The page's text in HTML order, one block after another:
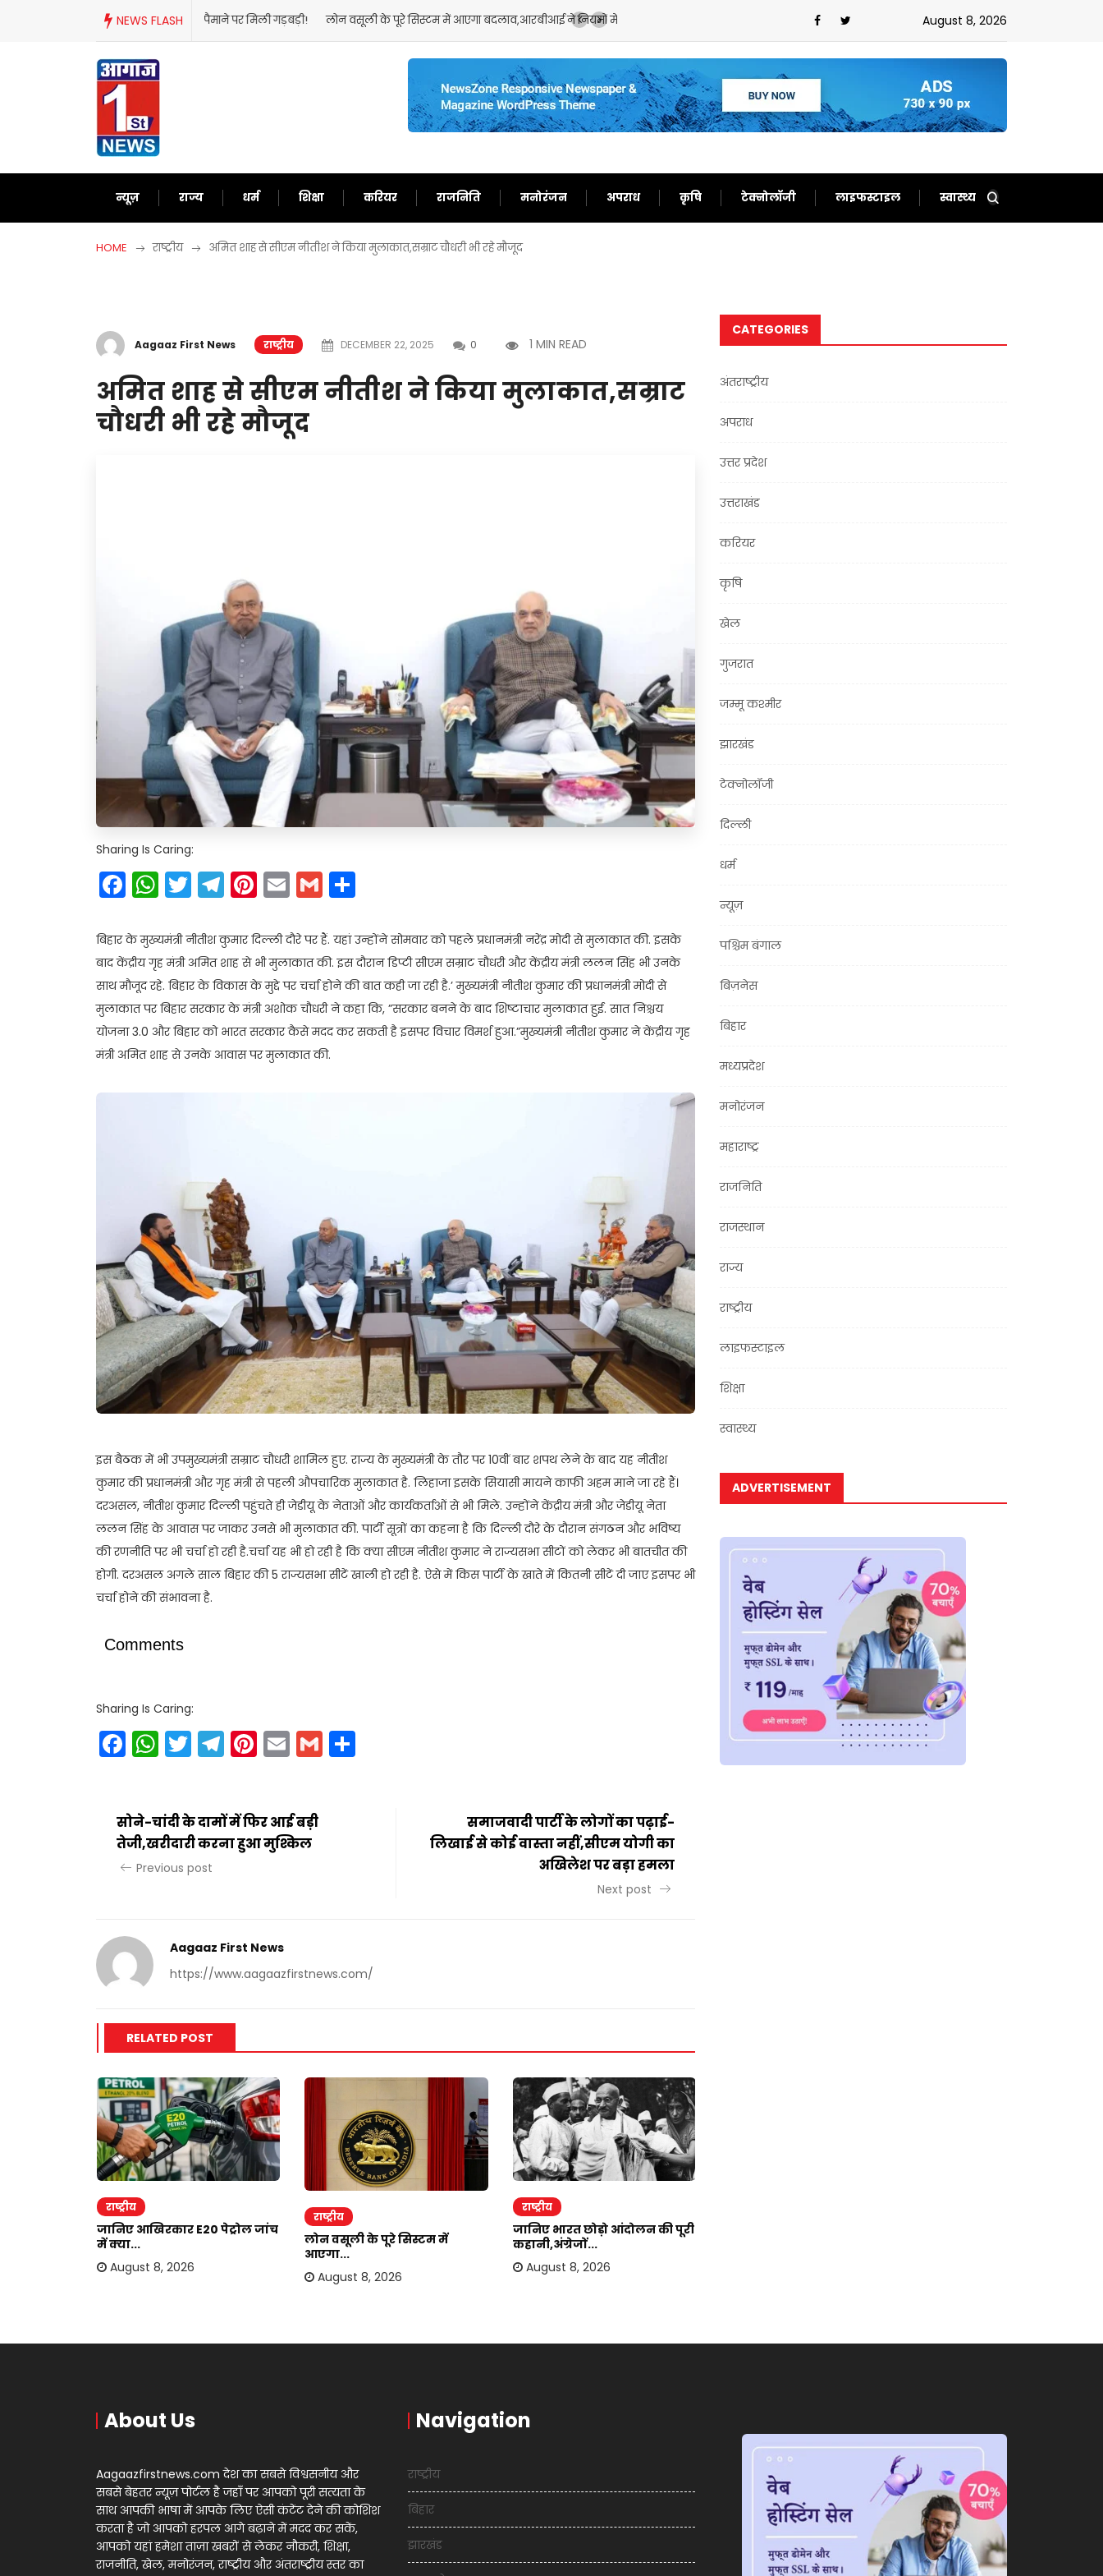
NEWS FLASH लोन वसूली के पूरे सिस्टम में आएगा बदलाव,आरबीआई ने नियमों में किया भारी बदलाव August 8, 2026
न्यूज़ राज्य धर्म शिक्षा करियर राजनिति मनोरंजन अपराध कृषि टेक्नोलॉजी लाइफस्टाइल स्वास्थ्य
HOME राष्ट्रीय अमित शाह से सीएम नीतीश ने किया मुलाकात,सम्राट चौधरी भी रहे मौजूद
Aagaaz First News राष्ट्रीय DECEMBER 22, 2025 0 1 MIN READ
अमित शाह से सीएम नीतीश ने किया मुलाकात,सम्राट
चौधरी भी रहे मौजूद
Sharing Is Caring:
Facebook
WhatsApp
Twitter
Telegram
Pinterest
EmailGmail
बिहार के मुख्यमंत्री नीतीश कुमार दिल्ली दौरे पर हैं. यहां उन्होंने सोमवार को पहले प्रधानमंत्री नरेंद्र मोदी से मुलाकात की. इसके
बाद केंद्रीय गृह मंत्री अमित शाह से भी मुलाकात की. इस दौरान डिप्टी सीएम सम्राट चौधरी और केंद्रीय मंत्री ललन सिंह भी उनके
साथ मौजूद रहे. बिहार के विकास के मुद्दे पर चर्चा होने की बात कही जा रही है.’ मुख्यमंत्री नीतीश कुमार की प्रधानमंत्री मोदी से
मुलाकात पर बिहार सरकार के मंत्री अशोक चौधरी ने कहा कि, ”सरकार बनने के बाद शिष्टाचार मुलाकात हुई. सात निश्चय
योजना 3.0 और बिहार को भारत सरकार कैसे मदद कर सकती है इसपर विचार विमर्श हुआ.”मुख्यमंत्री नीतीश कुमार ने केंद्रीय गृह
मंत्री अमित शाह से उनके आवास पर मुलाकात की.
इस बैठक में भी उपमुख्यमंत्री सम्राट चौधरी शामिल हुए. राज्य के मुख्यमंत्री के तौर पर 10वीं बार शपथ लेने के बाद यह नीतीश
कुमार की प्रधानमंत्री और गृह मंत्री से पहली औपचारिक मुलाकात है. लिहाजा इसके सियासी मायने काफी अहम माने जा रहे हैं।
दरअसल, नीतीश कुमार दिल्ली पहुंचते ही जेडीयू के नेताओं और कार्यकर्ताओं से भी मिले. उन्होंने केंद्रीय मंत्री और जेडीयू नेता
ललन सिंह के आवास पर जाकर उनसे भी मुलाकात की. पार्टी सूत्रों का कहना है कि दिल्ली दौरे के दौरान संगठन और भविष्य
की रणनीति पर भी चर्चा हो रही है.चर्चा यह भी हो रही है कि क्या सीएम नीतीश कुमार ने राज्यसभा सीटों को लेकर भी बातचीत की
होगी. दरअसल अगले साल बिहार की 5 राज्यसभा सीटें खाली हो रही है. ऐसे में किस पार्टी के खाते में कितनी सीटें दी जाए इसपर भी
चर्चा होने की संभावना है.
Comments
Sharing Is Caring:
Facebook
WhatsApp
Twitter
Telegram
Pinterest
EmailGmail
सोने-चांदी के दामों में फिर आई बड़ी
तेजी,खरीदारी करना हुआ मुश्किल
Previous post
समाजवादी पार्टी के लोगों का पढ़ाई-
लिखाई से कोई वास्ता नहीं,सीएम योगी का
अखिलेश पर बड़ा हमला
Next post
Aagaaz First News
https://www.aagaazfirstnews.com/
RELATED POST
राष्ट्रीय
जानिए आखिरकार E20 पेट्रोल जांच
में क्या...
August 8, 2026
राष्ट्रीय
लोन वसूली के पूरे सिस्टम में
आएगा...
August 8, 2026
राष्ट्रीय
जानिए भारत छोड़ो आंदोलन की पूरी
कहानी,अंग्रेजों...
August 8, 2026
CATEGORIES
अंतराष्ट्रीय
अपराध
उत्तर प्रदेश
उत्तराखंड
करियर
कृषि
खेल
गुजरात
जम्मू कश्मीर
झारखंड
टेक्नोलॉजी
दिल्ली
धर्म
न्यूज़
पश्चिम बंगाल
बिज़नेस
बिहार
मध्यप्रदेश
मनोरंजन
महाराष्ट्र
राजनिति
राजस्थान
राज्य
राष्ट्रीय
लाइफस्टाइल
शिक्षा
स्वास्थ्य
ADVERTISEMENT
About Us
Aagaazfirstnews.com देश का सबसे विश्वसनीय और
सबसे बेहतर न्यूज़ पोर्टल है जहाँ पर आपको पूरी सत्यता के
साथ आपकी भाषा में आपके लिए ऐसी कंटेंट देने की कोशिश
करता है जो आपको हरपल आगे बढ़ाने में मदद कर सकें,
आपको यहां हमेशा ताज़ा खबरों से लेकर नौकरी, शिक्षा,
राजनीति, खेल, मनोरंजन, राष्ट्रीय और अंतराष्ट्रीय स्तर का
Navigation
राष्ट्रीय
बिहार
झारखंड